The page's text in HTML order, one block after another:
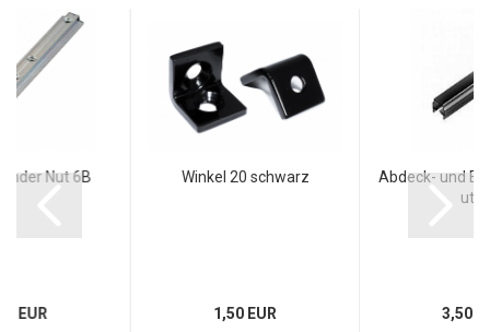
Nut 6B
EUR
Winkel 20 schwarz
1,50 EUR
Abdeck- und
ut 6
3,50